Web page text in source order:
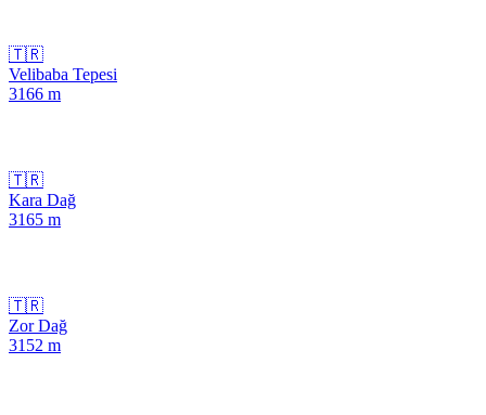
🇹🇷
Velibaba Tepesi
3166 m
🇹🇷
Kara Dağ
3165 m
🇹🇷
Zor Dağ
3152 m